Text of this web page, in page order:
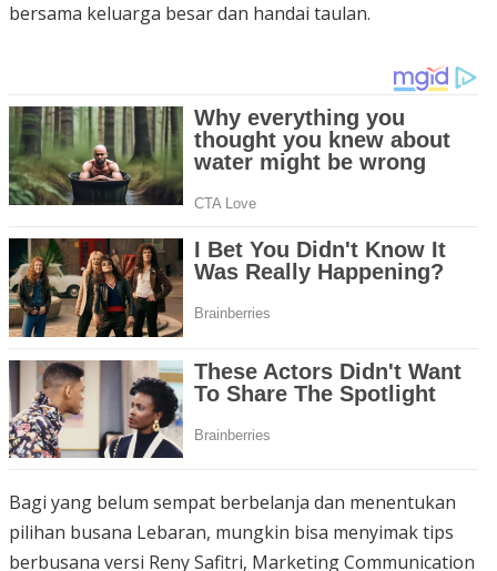
bersama keluarga besar dan handai taulan.
Bagi yang belum sempat berbelanja dan menentukan
pilihan busana Lebaran, mungkin bisa menyimak tips
berbusana versi Reny Safitri, Marketing Communication